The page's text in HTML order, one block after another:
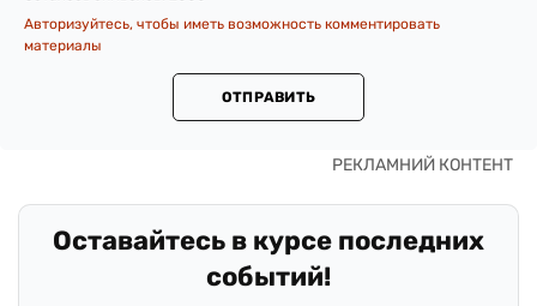
Авторизуйтесь, чтобы иметь возможность комментировать
материалы
ОТПРАВИТЬ
Оставайтесь в курсе последних
событий!